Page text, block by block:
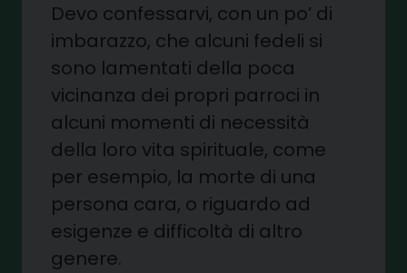
Devo confessarvi, con un po’ di
imbarazzo, che alcuni fedeli si
sono lamentati della poca
vicinanza dei propri parroci in
alcuni momenti di necessità
della loro vita spirituale, come
per esempio, la morte di una
persona cara, o riguardo ad
esigenze e difficoltà di altro
genere.